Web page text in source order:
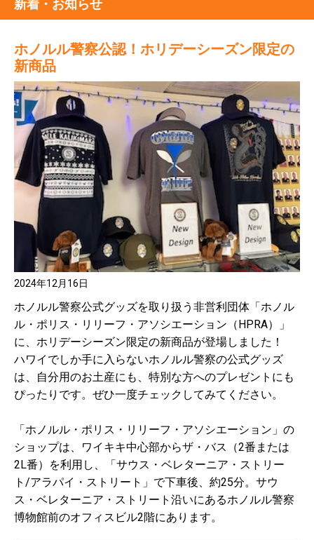
新着・お知らせ
ホノルル警察公認！ホリデーシーズン限定の
新商品
2024年12月16日
ホノルル警察公式グッズを取り扱う非営利団体「ホノル
ル・ポリス・リリーフ・アソシエーション（HPRA）」
に、ホリデーシーズン限定の新商品が登場しました！
ハワイでしか手に入らないホノルル警察の公式グッズ
は、自分用のお土産にも、特別な方へのプレゼントにも
ぴったりです。ぜひ一度チェックしてみてください。
「ホノルル・ポリス・リリーフ・アソシエーション」の
ショップは、ワイキキ中心部からザ・バス（2番または
2L番）を利用し、「サウス・ベレターニア・ストリー
ト/アラパイ・ストリート」で下車後、約25分。サウ
ス・ベレターニア・ストリート沿いにあるホノルル警察
博物館前のオフィスビル2階にあります。